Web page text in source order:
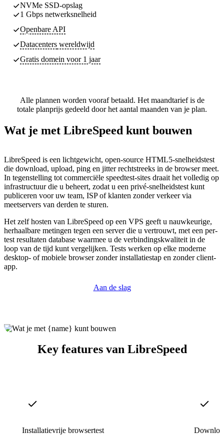
NVMe SSD-opslag
1 Gbps netwerksnelheid
Openbare API
Datacenters wereldwijd
Gratis domein voor 1 jaar
Alle plannen worden vooraf betaald. Het maandtarief is de
totale planprijs gedeeld door het aantal maanden van je plan.
Wat je met LibreSpeed kunt bouwen
LibreSpeed is een lichtgewicht, open-source HTML5-snelheidstest
die download, upload, ping en jitter rechtstreeks in de browser meet.
In tegenstelling tot commerciële speedtest-sites draait het volledig op
infrastructuur die u beheert, zodat u een privé-snelheidstest kunt
publiceren voor uw team, ISP of klanten zonder verkeer via
meetservers van derden te sturen.
Het zelf hosten van LibreSpeed op een VPS geeft u nauwkeurige,
herhaalbare metingen tegen een server die u vertrouwt, met een per-
test resultaten database waarmee u de verbindingskwaliteit in de
loop van de tijd kunt vergelijken. Tests werken op elke moderne
desktop- of mobiele browser zonder installatiestap en zonder client-
app.
Aan de slag
Key features van LibreSpeed
Installatievrije browsertest